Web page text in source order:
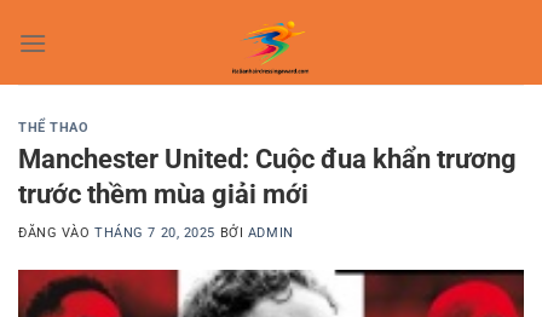
qua
THỂ THAO
Manchester United: Cuộc đua khẩn trương
trước thềm mùa giải mới
ĐĂNG VÀOTHÁNG 7 20, 2025 BỞI ADMIN